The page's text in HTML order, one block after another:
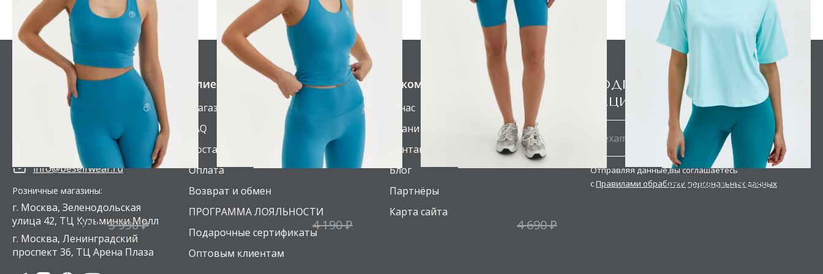
темно-бирюзовый
2 790 ₽ 3 990 ₽
Майка с чашками MOTION
темно-бирюзовая
2 690 ₽ 4 190 ₽ 4 690 ₽
Футболка SATIN BASE
8 800 201-14-63
info@beselfwear.ru
Розничные магазины:
г. Москва, Зеленодольская
улица 42, ТЦ Кузьминки Молл
г. Москва, Ленинградский
проспект 36, ТЦ Арена Плаза
Клиентам
Магазины
FAQ
Доставка
Оплата
Возврат и обмен
ПРОГРАММА ЛОЯЛЬНОСТИ
Подарочные сертификаты
Оптовым клиентам
О компании
О нас
Ткани BeSelf
Контакты
Блог
Партнёры
Карта сайта
ПОДПИШИСЬ НА НОВОСТИ И
АКЦИИ
Отправляя данные,вы соглашаетесь
сПравилами обработки персональных данных